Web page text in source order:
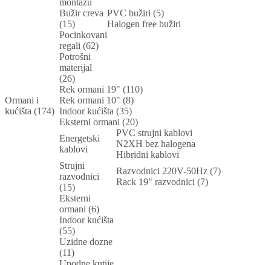
montažu
Bužir creva
(15)
PVC bužiri (5)
Halogen free bužiri
Pocinkovani
regali (62)
Potrošni
materijal
(26)
Ormani i
kućišta (174)
Rek ormani 19" (110)
Rek ormani 10" (8)
Indoor kućišta (35)
Eksterni ormani (20)
Energetski
kablovi
PVC strujni kablovi
N2XH bez halogena
Hibridni kablovi
Strujni
razvodnici
(15)
Razvodnici 220V-50Hz (7)
Rack 19" razvodnici (7)
Eksterni
ormani (6)
Indoor kućišta
(55)
Uzidne dozne
(11)